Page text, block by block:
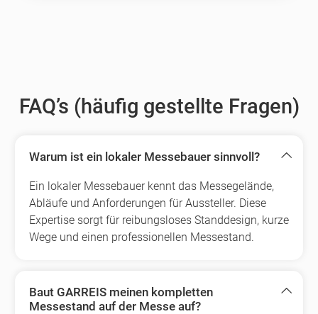
FAQ’s (häufig gestellte Fragen)
Warum ist ein lokaler Messebauer sinnvoll?
Ein lokaler Messebauer kennt das Messegelände,
Abläufe und Anforderungen für Aussteller. Diese
Expertise sorgt für reibungsloses Standdesign, kurze
Wege und einen professionellen Messestand.
Baut GARREIS meinen kompletten
Messestand auf der Messe auf?